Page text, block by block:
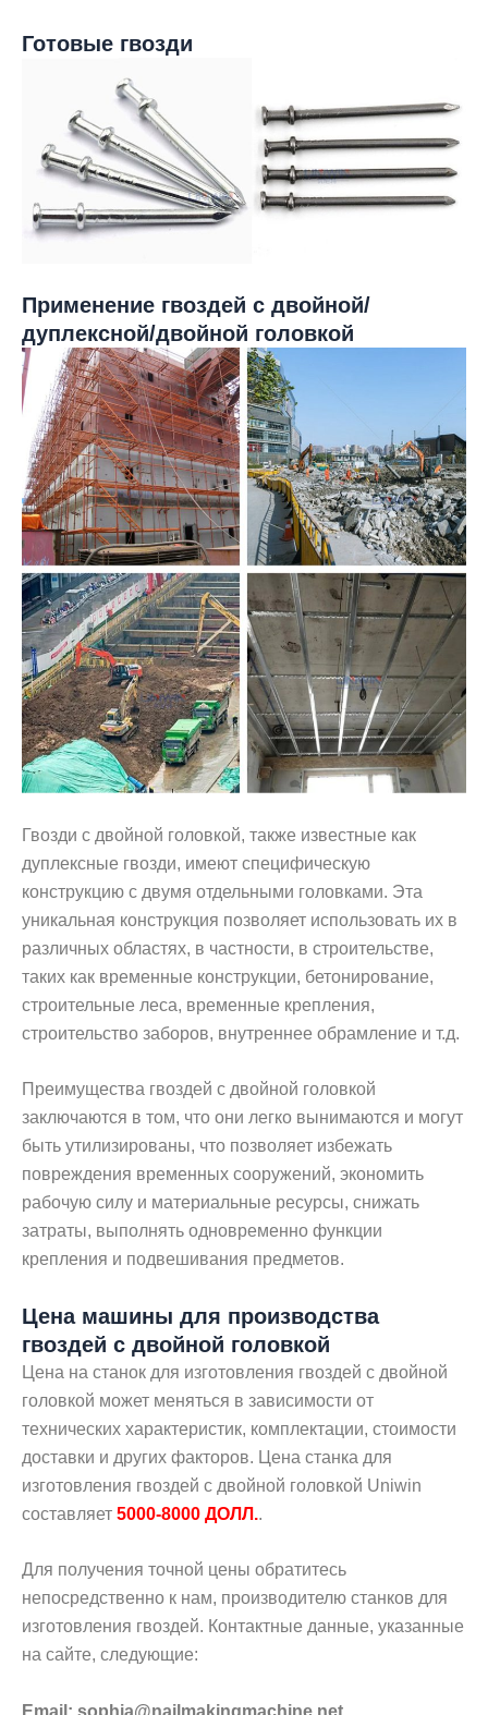
Готовые гвозди
Применение гвоздей с двойной/
дуплексной/двойной головкой
Гвозди с двойной головкой, также известные как
дуплексные гвозди, имеют специфическую
конструкцию с двумя отдельными головками. Эта
уникальная конструкция позволяет использовать их в
различных областях, в частности, в строительстве,
таких как временные конструкции, бетонирование,
строительные леса, временные крепления,
строительство заборов, внутреннее обрамление и т.д.
Преимущества гвоздей с двойной головкой
заключаются в том, что они легко вынимаются и могут
быть утилизированы, что позволяет избежать
повреждения временных сооружений, экономить
рабочую силу и материальные ресурсы, снижать
затраты, выполнять одновременно функции
крепления и подвешивания предметов.
Цена машины для производства
гвоздей с двойной головкой
Цена на станок для изготовления гвоздей с двойной
головкой может меняться в зависимости от
технических характеристик, комплектации, стоимости
доставки и других факторов. Цена станка для
изготовления гвоздей с двойной головкой Uniwin
составляет 5000-8000 ДОЛЛ..
Для получения точной цены обратитесь
непосредственно к нам, производителю станков для
изготовления гвоздей. Контактные данные, указанные
на сайте, следующие:
Email: sophia@nailmakingmachine.net